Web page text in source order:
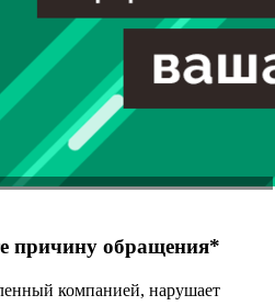
причину обращения*
компанией, нарушает